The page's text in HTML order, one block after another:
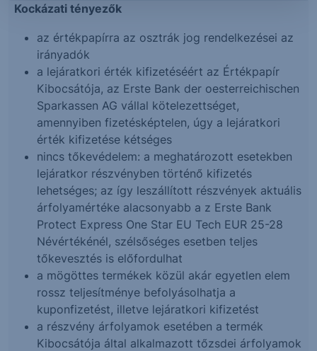
Kockázati tényezők
az értékpapírra az osztrák jog rendelkezései az
irányadók
a lejáratkori érték kifizetéséért az Értékpapír
Kibocsátója, az Erste Bank der oesterreichischen
Sparkassen AG vállal kötelezettséget,
amennyiben fizetésképtelen, úgy a lejáratkori
érték kifizetése kétséges
nincs tőkevédelem: a meghatározott esetekben
lejáratkor részvényben történő kifizetés
lehetséges; az így leszállított részvények aktuális
árfolyamértéke alacsonyabb a z Erste Bank
Protect Express One Star EU Tech EUR 25-28
Névértékénél, szélsőséges esetben teljes
tőkevesztés is előfordulhat
a mögöttes termékek közül akár egyetlen elem
rossz teljesítménye befolyásolhatja a
kuponfizetést, illetve lejáratkori kifizetést
a részvény árfolyamok esetében a termék
Kibocsátója által alkalmazott tőzsdei árfolyamok